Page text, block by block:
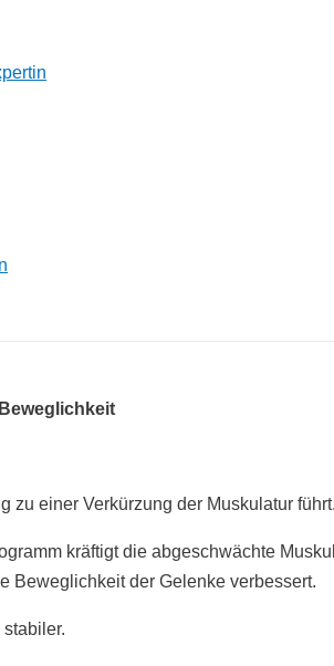
zu einer Verkürzung der Muskulatur führt.
kräftigt die abgeschwächte
Beweglichkeit der Gelenke verbessert.